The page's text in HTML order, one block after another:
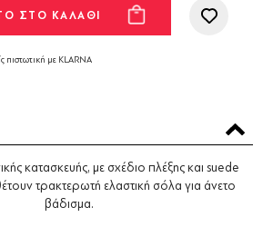
πιστωτική με KLARNA
κατασκευής, με σχέδιο πλέξης και suede
τρακτερωτή ελαστική σόλα για άνετο
βάδισμα.